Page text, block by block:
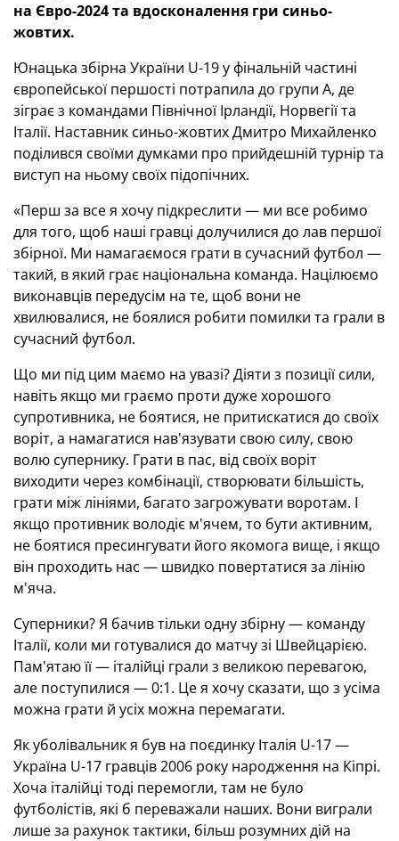
на Євро-2024 та вдосконалення гри синьо-
жовтих.
Юнацька збірна України U-19 у фінальній частині
європейської першості потрапила до групи А, де
зіграє з командами Північної Ірландії, Норвегії та
Італії. Наставник синьо-жовтих Дмитро Михайленко
поділився своїми думками про прийдешній турнір та
виступ на ньому своїх підопічних.
«Перш за все я хочу підкреслити — ми все робимо
для того, щоб наші гравці долучилися до лав першої
збірної. Ми намагаємося грати в сучасний футбол —
такий, в який грає національна команда. Націлюємо
виконавців передусім на те, щоб вони не
хвилювалися, не боялися робити помилки та грали в
сучасний футбол.
Що ми під цим маємо на увазі? Діяти з позиції сили,
навіть якщо ми граємо проти дуже хорошого
супротивника, не боятися, не притискатися до своїх
воріт, а намагатися нав'язувати свою силу, свою
волю супернику. Грати в пас, від своїх воріт
виходити через комбінації, створювати більшість,
грати між лініями, багато загрожувати воротам. І
якщо противник володіє м'ячем, то бути активним,
не боятися пресингувати його якомога вище, і якщо
він проходить нас — швидко повертатися за лінію
м'яча.
Суперники? Я бачив тільки одну збірну — команду
Італії, коли ми готувалися до матчу зі Швейцарією.
Пам'ятаю її — італійці грали з великою перевагою,
але поступилися — 0:1. Це я хочу сказати, що з усіма
можна грати й усіх можна перемагати.
Як уболівальник я був на поєдинку Італія U-17 —
Україна U-17 гравців 2006 року народження на Кіпрі.
Хоча італійці тоді перемогли, там не було
футболістів, які б переважали наших. Вони виграли
лише за рахунок тактики, більш розумних дій на